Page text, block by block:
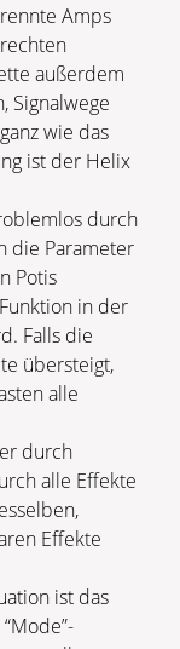
Amps
außerdem
Signalwege
wie das
ist der Helix
durch
die Parameter
Potis
in der
Falls die
übersteigt,
alle
durch
alle Effekte
Effekte
ist das